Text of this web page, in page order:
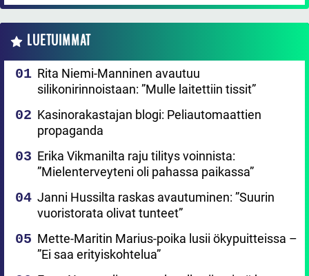
LUETUIMMAT
Rita Niemi-Manninen avautuu
silikonirinnoistaan: ”Mulle laitettiin tissit”
Kasinorakastajan blogi: Peliautomaattien
propaganda
Erika Vikmanilta raju tilitys voinnista:
”Mielenterveyteni oli pahassa paikassa”
Janni Hussilta raskas avautuminen: ”Suurin
vuoristorata olivat tunteet”
Mette-Maritin Marius-poika lusii ökypuitteissa –
”Ei saa erityiskohtelua”